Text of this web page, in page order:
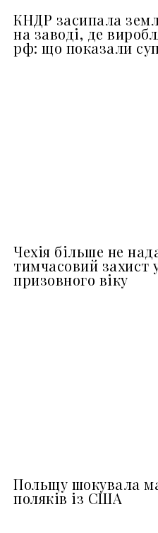
КНДР засипала
на заводі, де
рф: що показали
Чехія більше не
тимчасовий захист
призовного віку
Польщу шокувала
поляків із США